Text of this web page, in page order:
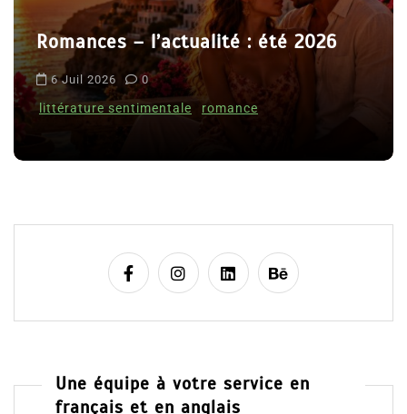
r
t
i
c
e
l’actualité : été 2026
romance
Clara Delcourt
Une équipe à votre service en
français et en anglais